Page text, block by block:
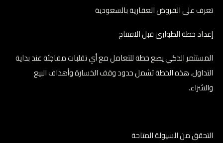
تعرف على القروض العقارية بالسعودية
إعداد خطة الطوارئ قبل الافتتاح
المستثمر الذكي يضع خطة للتعامل مع أي تقلبات مفاجئة عند بداية
التداول. هذه الخطة تشمل حدود وقف الخسارة وأهداف البيع
والشراء.
التحقق من السيولة المتاحة